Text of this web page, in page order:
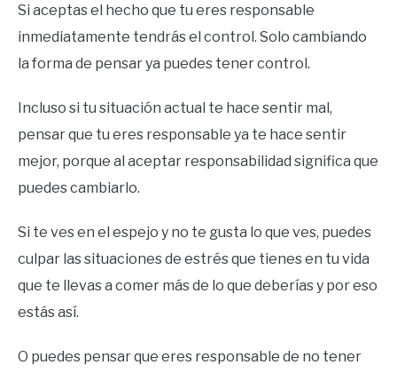
Si aceptas el hecho que tu eres responsable
inmediatamente tendrás el control. Solo cambiando
la forma de pensar ya puedes tener control.
Incluso si tu situación actual te hace sentir mal,
pensar que tu eres responsable ya te hace sentir
mejor, porque al aceptar responsabilidad significa que
puedes cambiarlo.
Si te ves en el espejo y no te gusta lo que ves, puedes
culpar las situaciones de estrés que tienes en tu vida
que te llevas a comer más de lo que deberías y por eso
estás así.
O puedes pensar que eres responsable de no tener